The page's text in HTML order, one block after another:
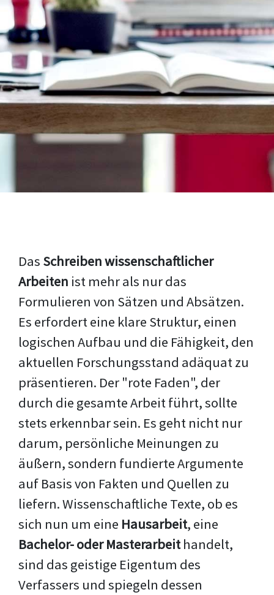
Das Schreiben wissenschaftlicher
Arbeiten ist mehr als nur das
Formulieren von Sätzen und Absätzen.
Es erfordert eine klare Struktur, einen
logischen Aufbau und die Fähigkeit, den
aktuellen Forschungsstand adäquat zu
präsentieren. Der "rote Faden", der
durch die gesamte Arbeit führt, sollte
stets erkennbar sein. Es geht nicht nur
darum, persönliche Meinungen zu
äußern, sondern fundierte Argumente
auf Basis von Fakten und Quellen zu
liefern. Wissenschaftliche Texte, ob es
sich nun um eine Hausarbeit, eine
Bachelor- oder Masterarbeithandelt,
sind das geistige Eigentum des
Verfassers und spiegeln dessen